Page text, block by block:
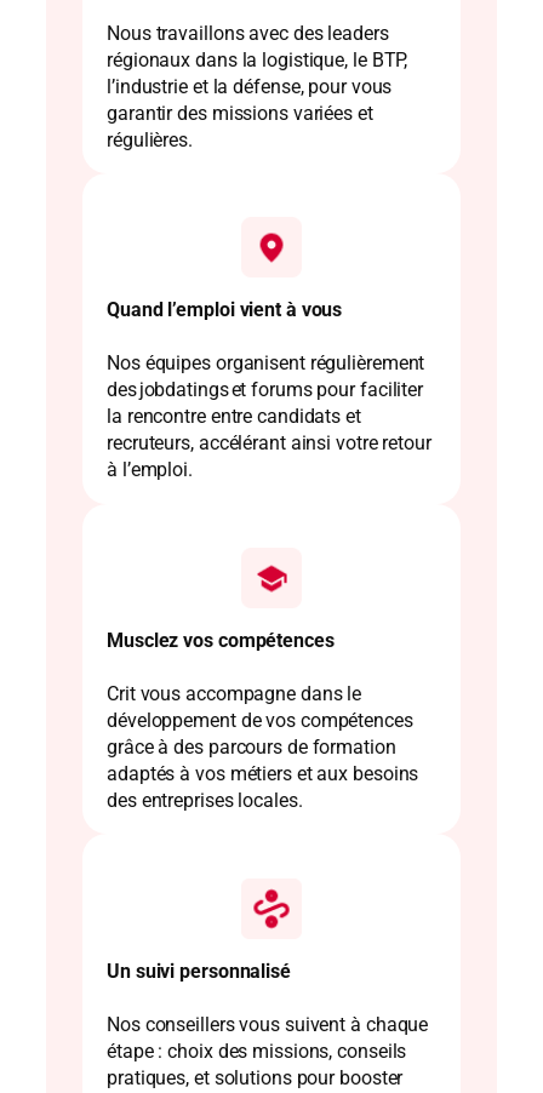
Nous travaillons avec des leaders
régionaux dans la logistique, le BTP,
l’industrie et la défense, pour vous
garantir des missions variées et
régulières.
Quand l’emploi vient à vous
Nos équipes organisent régulièrement
des jobdatings et forums pour faciliter
la rencontre entre candidats et
recruteurs, accélérant ainsi votre retour
à l’emploi.
Musclez vos compétences
Crit vous accompagne dans le
développement de vos compétences
grâce à des parcours de formation
adaptés à vos métiers et aux besoins
des entreprises locales.
Un suivi personnalisé
Nos conseillers vous suivent à chaque
étape : choix des missions, conseils
pratiques, et solutions pour booster